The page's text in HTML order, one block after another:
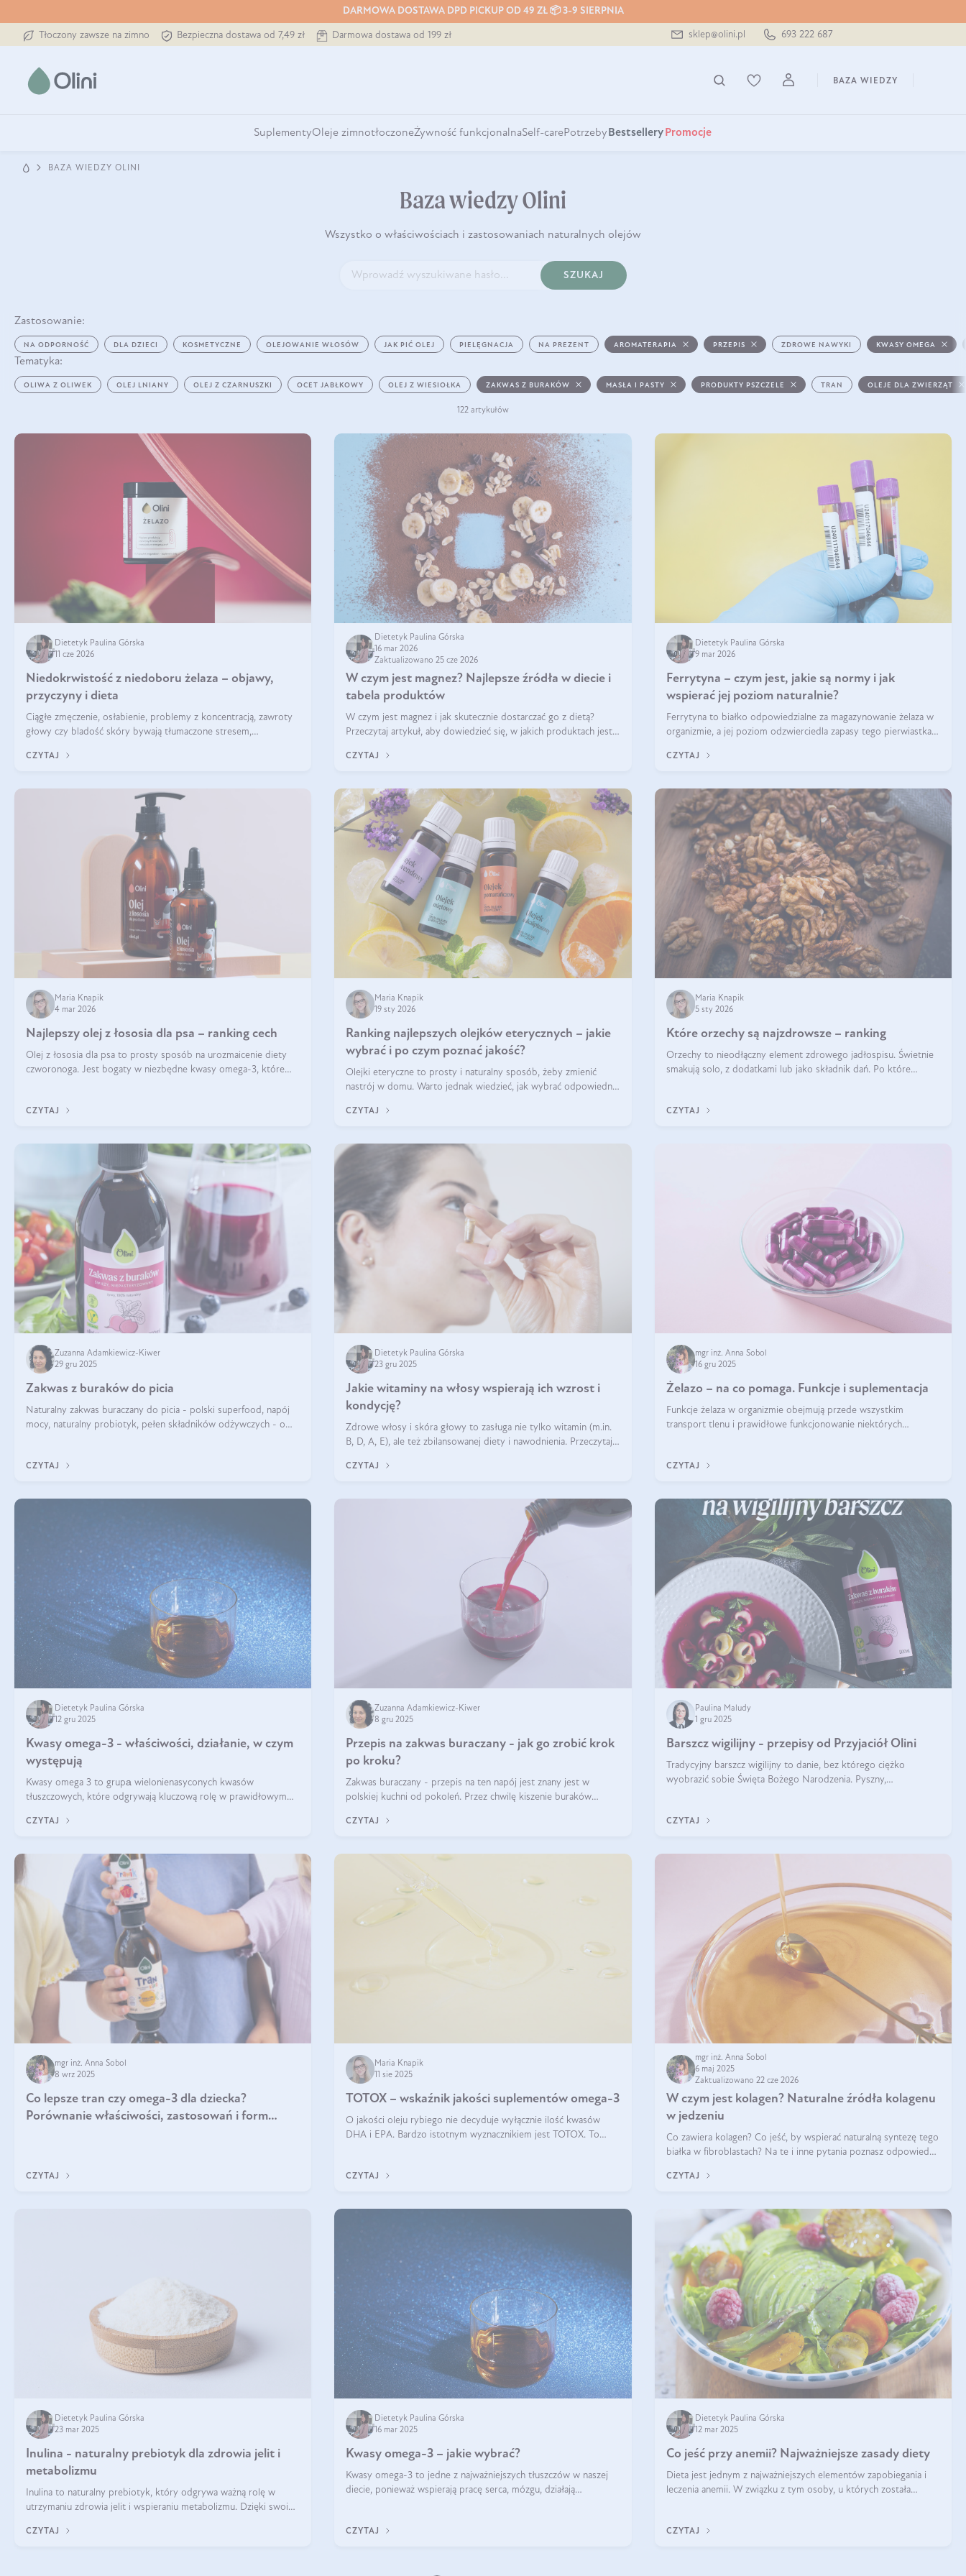
DARMOWA DOSTAWA DPD PICKUP OD 49 ZŁ 📦 3-9 SIERPNIA
Tłoczony zawsze na zimno Bezpieczna dostawa od 7,49 zł Darmowa dostawa od 199 zł sklep@olini.pl 693 222 687
BAZA WIEDZY
SuplementyOleje zimnotłoczoneŻywność funkcjonalnaSelf-carePotrzeby Bestsellery Promocje
BAZA WIEDZY OLINI
Baza wiedzy Olini
Wszystko o właściwościach i zastosowaniach naturalnych olejów
SZUKAJ
Zastosowanie:
NA ODPORNOŚĆ DLA DZIECI KOSMETYCZNE OLEJOWANIE WŁOSÓW JAK PIĆ OLEJ PIELĘGNACJA NA PREZENT AROMATERAPIA PRZEPIS ZDROWE NAWYKI KWASY OMEGA
Tematyka:
OLIWA Z OLIWEK OLEJ LNIANY OLEJ Z CZARNUSZKI OCET JABŁKOWY OLEJ Z WIESIOŁKA ZAKWAS Z BURAKÓW MASŁA I PASTY PRODUKTY PSZCZELE TRAN OLEJE DLA ZWIERZĄT
122 artykułów
Dietetyk Paulina Górska
11 cze 2026
Niedokrwistość z niedoboru żelaza – objawy,
przyczyny i dieta
Ciągłe zmęczenie, osłabienie, problemy z koncentracją, zawroty
głowy czy bladość skóry bywają tłumaczone stresem,
może być niedokrwistość z niedoboru żelaza.
CZYTAJ
Dietetyk Paulina Górska
16 mar 2026
Zaktualizowano 25 cze 2026
W czym jest magnez? Najlepsze źródła w diecie i
tabela produktów
W czym jest magnez i jak skutecznie dostarczać go z dietą?
Przeczytaj artykuł, aby dowiedzieć się, w jakich produktach jest
CZYTAJ
Dietetyk Paulina Górska
9 mar 2026
Ferrytyna – czym jest, jakie są normy i jak
wspierać jej poziom naturalnie?
Ferrytyna to białko odpowiedzialne za magazynowanie żelaza w
organizmie, a jej poziom odzwierciedla zapasy tego pierwiastka.
ferrytyny daje objawy, które mogą utrudniać codzienne
CZYTAJ
Maria Knapik
4 mar 2026
Najlepszy olej z łososia dla psa – ranking cech
Olej z łososia dla psa to prosty sposób na urozmaicenie diety
czworonoga. Jest bogaty w niezbędne kwasy omega-3, które
uwagę?
CZYTAJ
Maria Knapik
19 sty 2026
Ranking najlepszych olejków eterycznych – jakie
wybrać i po czym poznać jakość?
Olejki eteryczne to prosty i naturalny sposób, żeby zmienić
nastrój w domu. Warto jednak wiedzieć, jak wybrać odpowiednie
eteryczne są najlepsze? Poznaj najważniejsze kryteria wyboru!
CZYTAJ
Maria Knapik
5 sty 2026
Które orzechy są najzdrowsze – ranking
Orzechy to nieodłączny element zdrowego jadłospisu. Świetnie
smakują solo, z dodatkami lub jako składnik dań. Po które
CZYTAJ
Zuzanna Adamkiewicz-Kiwer
29 gru 2025
Zakwas z buraków do picia
Naturalny zakwas buraczany do picia - polski superfood, napój
mocy, naturalny probiotyk, pełen składników odżywczych - o
CZYTAJ
Dietetyk Paulina Górska
23 gru 2025
Jakie witaminy na włosy wspierają ich wzrost i
kondycję?
Zdrowe włosy i skóra głowy to zasługa nie tylko witamin (m.in.
B, D, A, E), ale też zbilansowanej diety i nawodnienia. Przeczytaj
wypadanie włosów.
CZYTAJ
mgr inż. Anna Sobol
16 gru 2025
Żelazo – na co pomaga. Funkcje i suplementacja
Funkcje żelaza w organizmie obejmują przede wszystkim
transport tlenu i prawidłowe funkcjonowanie niektórych
etapie życia.
CZYTAJ
Dietetyk Paulina Górska
12 gru 2025
Kwasy omega-3 - właściwości, działanie, w czym
występują
Kwasy omega 3 to grupа wielonienasyconych kwasów
tłuszczowych, które odgrywają kluczową rolę w prawidłowym
układu odpornościowego.
CZYTAJ
Zuzanna Adamkiewicz-Kiwer
8 gru 2025
Przepis na zakwas buraczany - jak go zrobić krok
po kroku?
Zakwas buraczany - przepis na ten napój jest znany jest w
polskiej kuchni od pokoleń. Przez chwilę kiszenie buraków
na fali popularności na
CZYTAJ
Paulina Maludy
1 gru 2025
Barszcz wigilijny - przepisy od Przyjaciół Olini
Tradycyjny barszcz wigilijny to danie, bez którego ciężko
wyobrazić sobie Święta Bożego Narodzenia. Pyszny,
CZYTAJ
mgr inż. Anna Sobol
8 wrz 2025
Co lepsze tran czy omega-3 dla dziecka?
Porównanie właściwości, zastosowań i form
CZYTAJ
Maria Knapik
11 sie 2025
TOTOX – wskaźnik jakości suplementów omega-3
O jakości oleju rybiego nie decyduje wyłącznie ilość kwasów
DHA i EPA. Bardzo istotnym wyznacznikiem jest TOTOX. To
CZYTAJ
mgr inż. Anna Sobol
6 maj 2025
Zaktualizowano 22 cze 2026
W czym jest kolagen? Naturalne źródła kolagenu
w jedzeniu
Co zawiera kolagen? Co jeść, by wspierać naturalną syntezę tego
białka w fibroblastach? Na te i inne pytania poznasz odpowiedź
CZYTAJ
Dietetyk Paulina Górska
23 mar 2025
Inulina - naturalny prebiotyk dla zdrowia jelit i
metabolizmu
Inulina to naturalny prebiotyk, który odgrywa ważną rolę w
utrzymaniu zdrowia jelit i wspieraniu metabolizmu. Dzięki swoim
jelitowych, co ma pozy
CZYTAJ
Dietetyk Paulina Górska
16 mar 2025
Kwasy omega-3 – jakie wybrać?
Kwasy omega-3 to jedne z najważniejszych tłuszczów w naszej
diecie, ponieważ wspierają pracę serca, mózgu, działają
CZYTAJ
Dietetyk Paulina Górska
12 mar 2025
Co jeść przy anemii? Najważniejsze zasady diety
Dieta jest jednym z najważniejszych elementów zapobiegania i
leczenia anemii. W związku z tym osoby, u których została
CZYTAJ